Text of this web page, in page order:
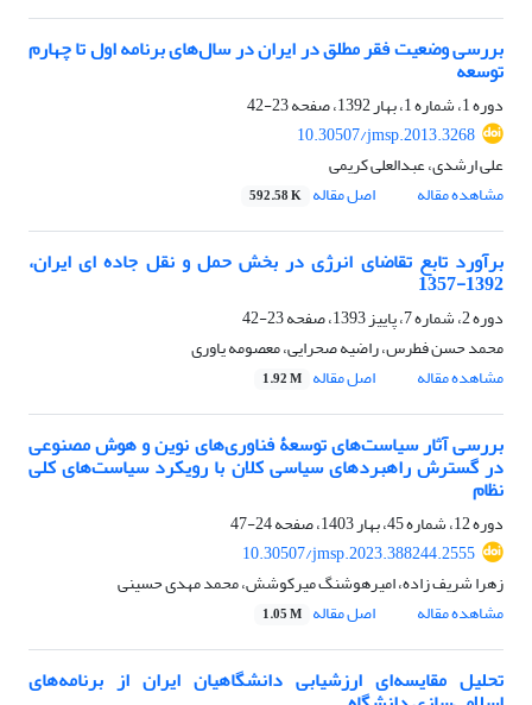
بررسی وضعیت فقر مطلق در ایران در سالهای برنامه اول تا چهارم
توسعه
دوره 1، شماره 1، بهار 1392، صفحه
23-42
10.30507/jmsp.2013.3268
علی ارشدی، عبدالعلی کریمی
مشاهده مقاله
اصل مقاله 592.58 K
برآورد تابع تقاضای انرژی در بخش حمل و نقل جاده ای ایران،
1392-1357
دوره 2، شماره 7، پاییز 1393، صفحه
23-42
محمد حسن فطرس، راضیه صحرایی، معصومه یاوری
مشاهده مقاله
اصل مقاله 1.92 M
بررسی آثار سیاست‌‌های توسعۀ‌‌ فناوری‌‌های نوین و هوش مصنوعی
در گسترش راهبردهای سیاسی کلان با رویکرد سیاست‌‌های کلی
نظام
دوره 12، شماره 45، بهار 1403، صفحه
24-47
10.30507/jmsp.2023.388244.2555
زهرا شریف زاده، امیرهوشنگ میرکوشش، محمد مهدی حسینی
مشاهده مقاله
اصل مقاله 1.05 M
تحلیل مقایسهای ارزشیابی دانشگاهیان ایران از برنامههای